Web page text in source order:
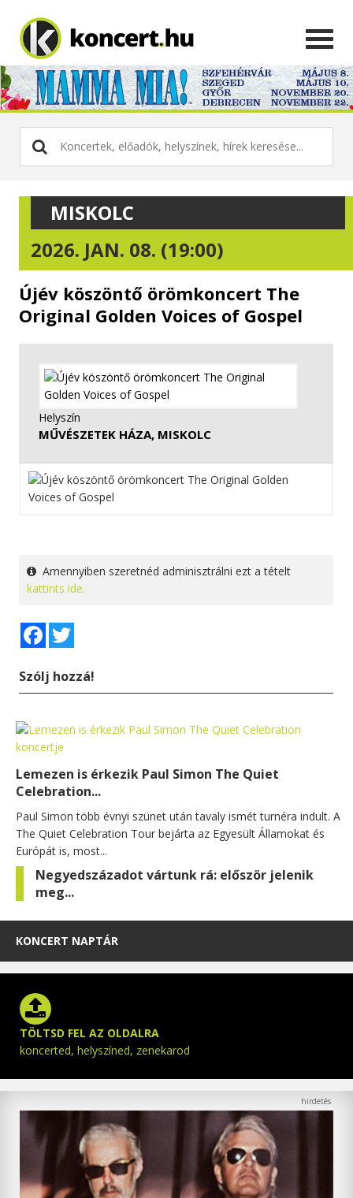
MISKOLC
2026. JAN. 08. (19:00)
Újév köszöntő örömkoncert The
Original Golden Voices of Gospel
Helyszín
MŰVÉSZETEK HÁZA, MISKOLC
Amennyiben szeretnéd adminisztrálni ezt a tételt
kattints ide.
Facebook
Szólj hozzá!
Lemezen is érkezik Paul Simon The Quiet
Celebration...
Paul Simon több évnyi szünet után tavaly ismét turnéra indult. A
The Quiet Celebration Tour bejárta az Egyesült Államokat és
Európát is, most...
Negyedszázadot vártunk rá: először jelenik
meg...
KONCERT NAPTÁR
TÖLTSD FEL AZ OLDALRA
koncerted, helyszíned, zenekarod